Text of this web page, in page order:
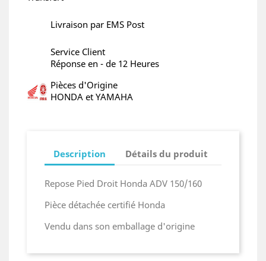
Livraison par EMS Post
Service Client
Réponse en - de 12 Heures
Pièces d'Origine
HONDA et YAMAHA
Description Détails du produit
Repose Pied Droit Honda ADV 150/160
Pièce détachée certifié Honda
Vendu dans son emballage d'origine